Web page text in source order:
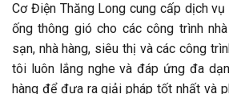
Cơ Điện Thăng Long cung cấp dịch
ống thông gió cho các công trình
sạn, nhà hàng, siêu thị và các công
tôi luôn lắng nghe và đáp ứng đa
hàng để đưa ra giải pháp tốt nhất và